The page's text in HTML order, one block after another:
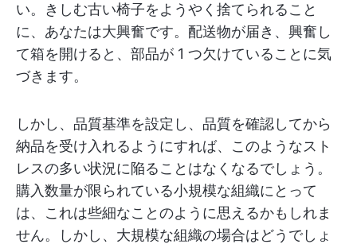
い。きしむ古い椅子をようやく捨てられること
に、あなたは大興奮です。配送物が届き、興奮し
て箱を開けると、部品が 1 つ欠けていることに気
づきます。
しかし、品質基準を設定し、品質を確認してから
納品を受け入れるようにすれば、このようなスト
レスの多い状況に陥ることはなくなるでしょう。
購入数量が限られている小規模な組織にとって
は、これは些細なことのように思えるかもしれま
せん。しかし、大規模な組織の場合はどうでしょ